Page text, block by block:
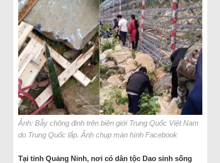
Ảnh: Bẫy chông đinh trên biên giới Trung Quốc Việt Nam
do Trung Quốc lắp. Ảnh chụp màn hình Facebook
Tại tỉnh Quảng Ninh, nơi có dân tộc Dao sinh sống